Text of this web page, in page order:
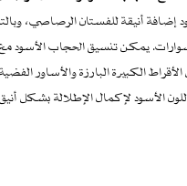
إضافة أنيقة للفستان الرصاصي،
يمكن تنسيق الحجاب الأسود
الكبيرة البارزة والأساور
الأسود لإكمال الإطلالة بشكل